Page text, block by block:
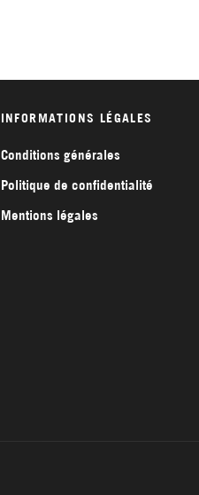
INFORMATIONS LÉGALES
Conditions générales
Politique de confidentialité
Mentions légales